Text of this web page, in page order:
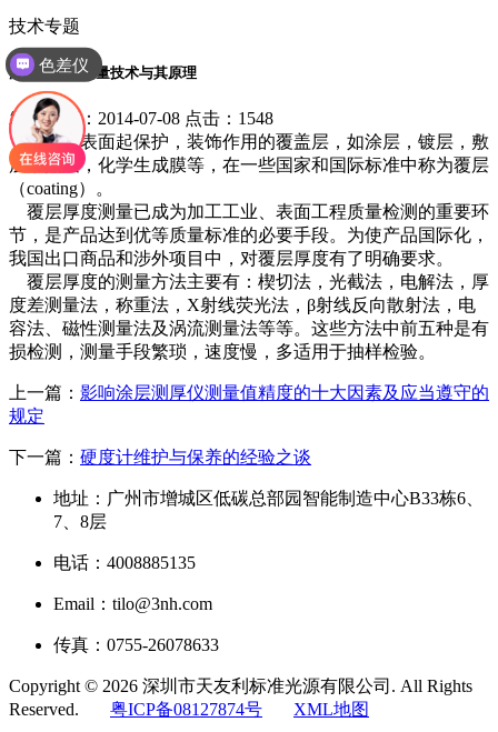
技术专题
涂层测厚仪测量技术与其原理
发布日期：2014-07-08 点击：1548
对材料表面起保护，装饰作用的覆盖层，如涂层，镀层，敷
层，贴层，化学生成膜等，在一些国家和国际标准中称为覆层
（coating）。
覆层厚度测量已成为加工工业、表面工程质量检测的重要环
节，是产品达到优等质量标准的必要手段。为使产品国际化，
我国出口商品和涉外项目中，对覆层厚度有了明确要求。
覆层厚度的测量方法主要有：楔切法，光截法，电解法，厚
度差测量法，称重法，X射线荧光法，β射线反向散射法，电
容法、磁性测量法及涡流测量法等等。这些方法中前五种是有
损检测，测量手段繁琐，速度慢，多适用于抽样检验。
上一篇： 影响涂层测厚仪测量值精度的十大因素及应当遵守的
规定
下一篇： 硬度计维护与保养的经验之谈
地址：广州市增城区低碳总部园智能制造中心B33栋6、
7、8层
电话：4008885135
Email：tilo@3nh.com
传真：0755-26078633
Copyright © 2026 深圳市天友利标准光源有限公司. All Rights
Reserved. 粤ICP备08127874号 XML地图
色差仪